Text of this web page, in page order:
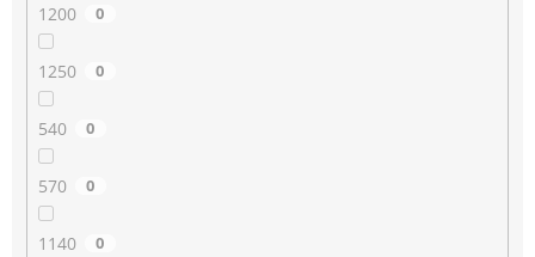
1200 0
1250 0
540 0
570 0
1140 0